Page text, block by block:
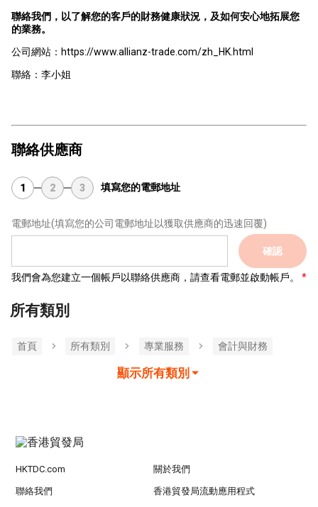
聯絡我們，以了解您的客戶的財務健康狀況，及如何安心地拓展您
的業務。
公司網站：https://www.allianz-trade.com/zh_HK.html
聯絡：李小姐
聯絡供應商
1 2 3 填寫您的電郵地址
電郵地址(填寫您的公司電郵地址以獲取供應商的迅速回覆)
確認
我們會為您建立一個帳戶以聯絡供應商，請查看電郵並啟動帳戶。
所有類別
首頁 所有類別 專業服務 會計與財務
顯示所有類別
HKTDC.com 關於我們
聯絡我們 香港貿發局流動應用程式